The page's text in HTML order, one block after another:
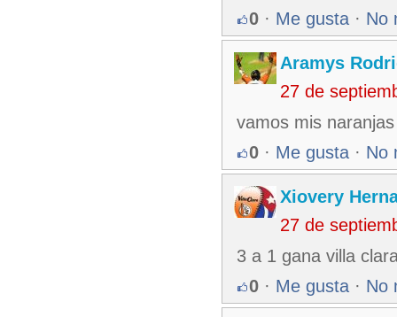
0 · Me gusta · No
Aramys
27 de
vamos mis
0 · Me gusta · No
Xiovery
27 de
3 a 1 gana villa
0 · Me gusta · No